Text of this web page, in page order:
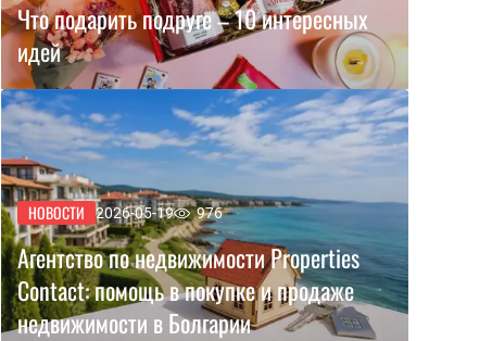
Что подарить подруге – 10 интересных
идей
НОВОСТИ 2026-05-19 976
Агентство по недвижимости Properties
Contact: помощь в покупке и продаже
недвижимости в Болгарии